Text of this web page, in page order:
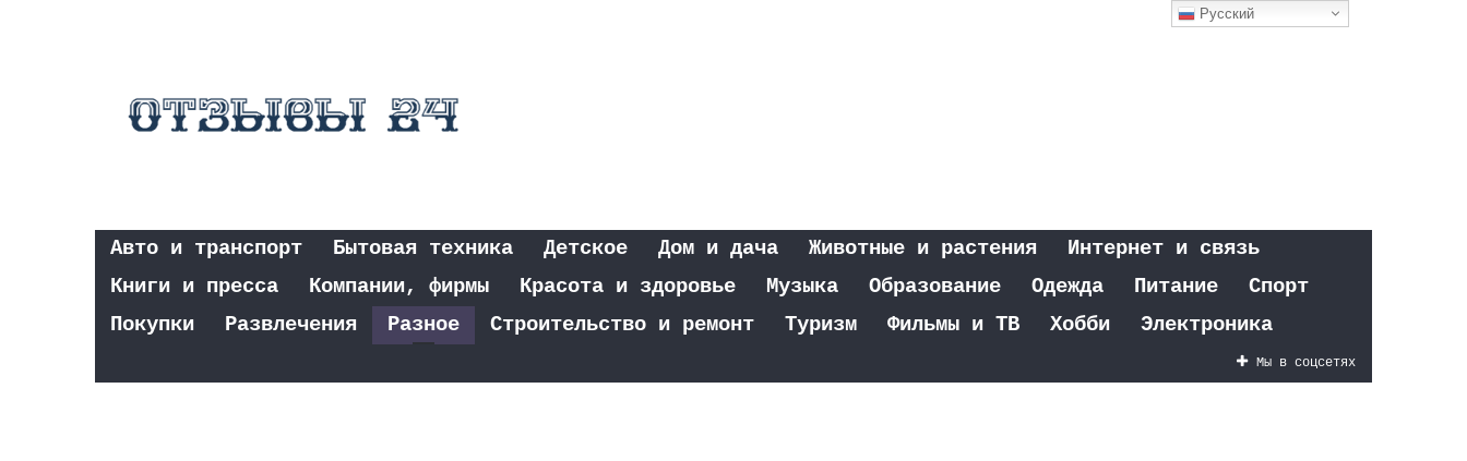
Авто и транспорт Бытовая техника Детское Дом и дача Животные и растения
Интернет и связь
Книги и пресса
Компании, фирмы Красота и здоровье Музыка Образование Одежда Питание
Спорт
Покупки
Развлечения Разное Строительство и ремонт Туризм Фильмы и ТВ Хобби Электроника
Мы в соцсетях
Русский